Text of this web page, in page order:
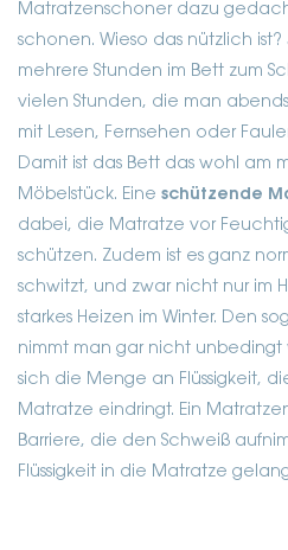
Matratzenschoner dazu
schonen. Wieso das nützlich
mehrere Stunden im Bett zum
vielen Stunden, die man
mit Lesen, Fernsehen oder
Damit ist das Bett das wohl am
Möbelstück. Eine schützende
dabei, die Matratze vor
schützen. Zudem ist es ganz
schwitzt, und zwar nicht nur im
starkes Heizen im Winter. Den
nimmt man gar nicht unbedingt
sich die Menge an Flüssigkeit,
Matratze eindringt. Ein
Barriere, die den Schweiß
Flüssigkeit in die Matratze